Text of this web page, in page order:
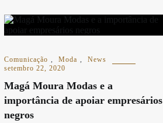
Comunicação , Moda ,
News
setembro 22, 2020
Magá Moura Modas e a
importância de apoiar empresários
negros